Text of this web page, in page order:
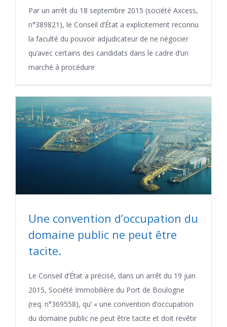
Par un arrêt du 18 septembre 2015 (société Axcess,
n°389821), le Conseil d’État a explicitement reconnu
la faculté du pouvoir adjudicateur de ne négocier
qu’avec certains des candidats dans le cadre d’un
marché à procédure
Une convention d’occupation du
domaine public ne peut être
tacite.
Le Conseil d’État a précisé, dans un arrêt du 19 juin
2015, Société Immobilière du Port de Boulogne
(req. n°369558), qu’ « une convention d’occupation
du domaine public ne peut être tacite et doit revêtir